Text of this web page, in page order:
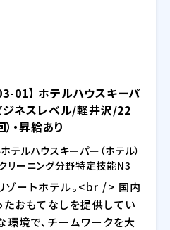
01】 ホテルハウスキーパ
ネスレベル/軽井沢/22
・昇給あり
ホテルハウスキーパー（ホテル）
リーニング分野特定技能N3
ゾートホテル。<br /> 国内
おもてなしを提供してい
境で、チームワークを大